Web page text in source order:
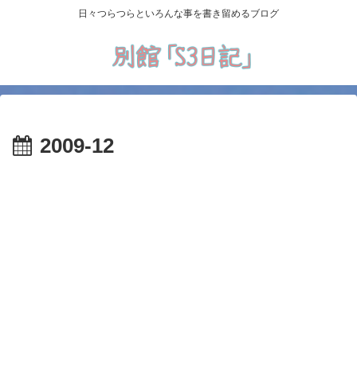
日々つらつらといろんな事を書き留めるブログ
2009-12